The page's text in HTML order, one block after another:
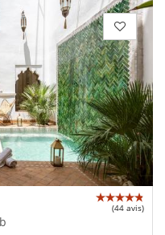
(44 avis)